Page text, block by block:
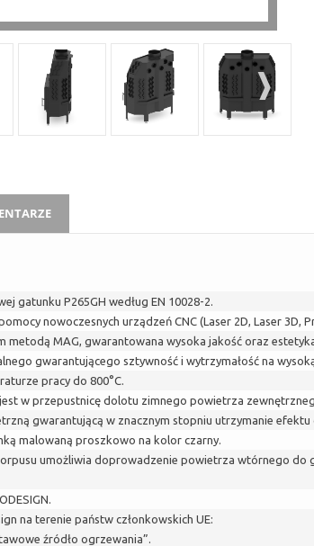
gatunku P265GH według EN 10028-2.
nowoczesnych urządzeń CNC (Laser 2D, Laser 3D,
metodą MAG, gwarantowana wysoka jakość oraz
gwarantującego sztywność i wytrzymałość na
pracy do 800°C.
w przepustnicę dolotu zimnego powietrza
gwarantującą w znacznym stopniu utrzymanie efektu
malowaną proszkowo na kolor czarny.
umożliwia doprowadzenie powietrza wtórnego do
na terenie państw członkowskich UE:
źródło ogrzewania”.